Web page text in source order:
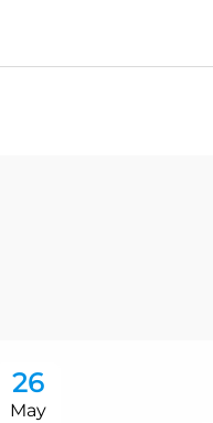
26
May